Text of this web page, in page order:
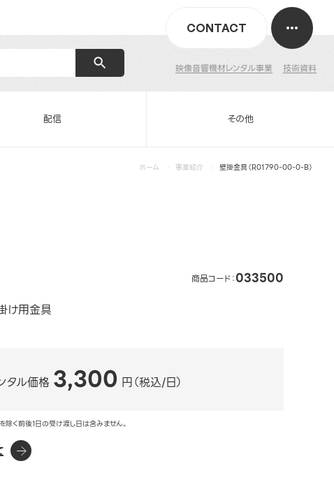
映像音響機材レンタル事業 技術資料
CONTACT
配信 その他
ホーム 事業紹介 壁掛金具（R01790-00-0-B）
商品コード：033500
け用金具
タル価格 3,300 円（税込/日）
く前後1日の受け渡し日は含みません。